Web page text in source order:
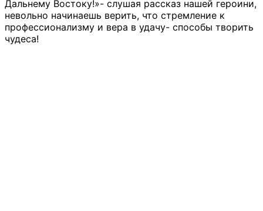
Дальнему Востоку!»- слушая рассказ нашей героини,
невольно начинаешь верить, что стремление к
профессионализму и вера в удачу- способы творить
чудеса!